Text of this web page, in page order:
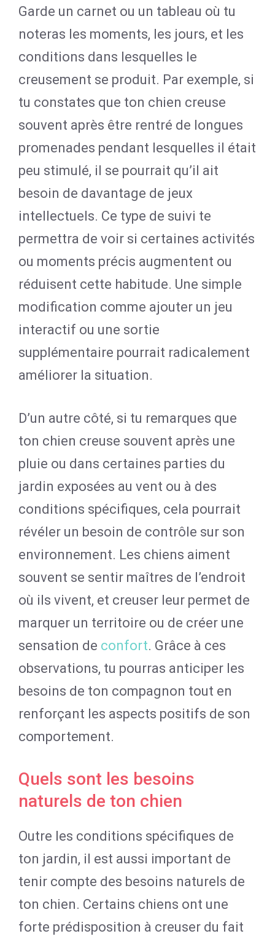
Garde un carnet ou un tableau où tu
noteras les moments, les jours, et les
conditions dans lesquelles le
creusement se produit. Par exemple, si
tu constates que ton chien creuse
souvent après être rentré de longues
promenades pendant lesquelles il était
peu stimulé, il se pourrait qu’il ait
besoin de davantage de jeux
intellectuels. Ce type de suivi te
permettra de voir si certaines activités
ou moments précis augmentent ou
réduisent cette habitude. Une simple
modification comme ajouter un jeu
interactif ou une sortie
supplémentaire pourrait radicalement
améliorer la situation.
D’un autre côté, si tu remarques que
ton chien creuse souvent après une
pluie ou dans certaines parties du
jardin exposées au vent ou à des
conditions spécifiques, cela pourrait
révéler un besoin de contrôle sur son
environnement. Les chiens aiment
souvent se sentir maîtres de l’endroit
où ils vivent, et creuser leur permet de
marquer un territoire ou de créer une
sensation de confort. Grâce à ces
observations, tu pourras anticiper les
besoins de ton compagnon tout en
renforçant les aspects positifs de son
comportement.
Quels sont les besoins
naturels de ton chien
Outre les conditions spécifiques de
ton jardin, il est aussi important de
tenir compte des besoins naturels de
ton chien. Certains chiens ont une
forte prédisposition à creuser du fait